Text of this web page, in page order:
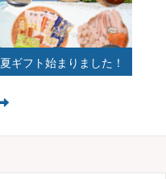
ギフト始まりました！